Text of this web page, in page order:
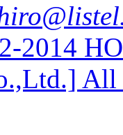
2014
All